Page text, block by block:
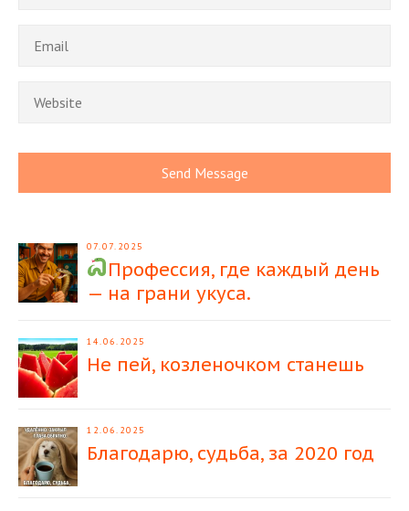
07.07.2025
Профессия, где каждый день
— на грани укуса.
14.06.2025
Не пей, козленочком станешь
12.06.2025
Благодарю, судьба, за 2020 год